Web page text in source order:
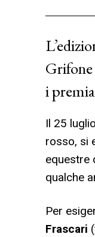
i
Il 25
rosso, si
equestre
qualche
Per
Frascari